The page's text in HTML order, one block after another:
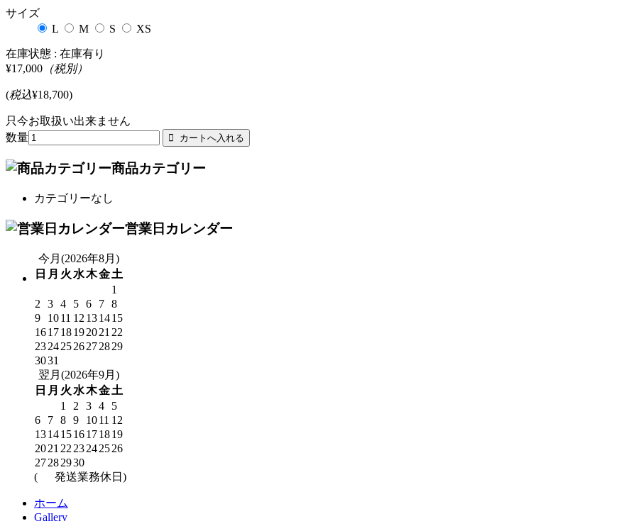
サイズ
L
M S XS
在庫状態 : 在庫有り
¥17,000 （税別）
(税込¥18,700)
只今お取扱い出来ません
数量
商品カテゴリー
カテゴリーなし
営業日カレンダー
今月(2026年8月)
日 月 火 水木金土
1
2
3 4 5 6 7 8
9
1011 12 131415
161718192021 22
23242526272829
3031
翌月(2026年9月)
日 月 火 水木金土
1
2 3 4
5
6
7 8 9 1011 12
13141516171819
2021 22 23242526
27282930
(
発送業務休日)
ホーム
Gallery